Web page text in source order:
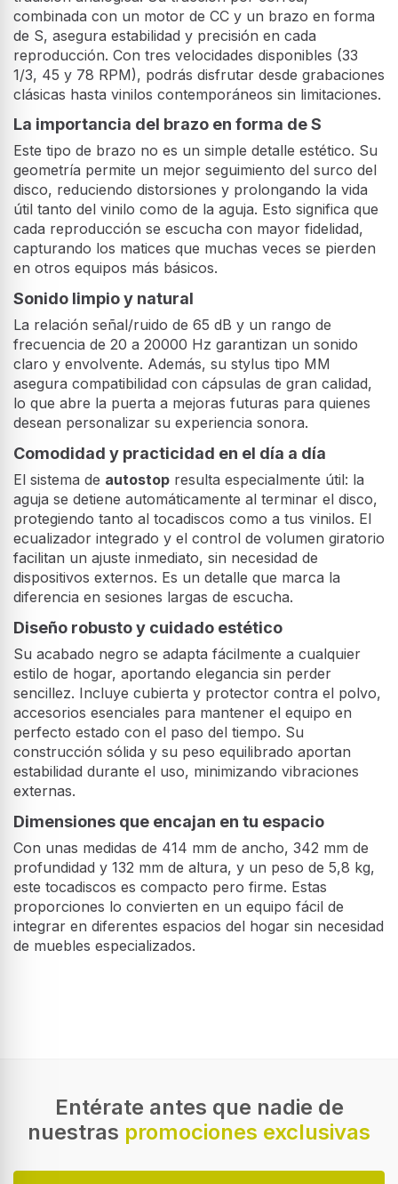
combinada con un motor de CC y un brazo en forma
de S, asegura estabilidad y precisión en cada
reproducción. Con tres velocidades disponibles (33
1/3, 45 y 78 RPM), podrás disfrutar desde grabaciones
clásicas hasta vinilos contemporáneos sin limitaciones.
La importancia del brazo en forma de S
Este tipo de brazo no es un simple detalle estético. Su
geometría permite un mejor seguimiento del surco del
disco, reduciendo distorsiones y prolongando la vida
útil tanto del vinilo como de la aguja. Esto significa que
cada reproducción se escucha con mayor fidelidad,
capturando los matices que muchas veces se pierden
en otros equipos más básicos.
Sonido limpio y natural
La relación señal/ruido de 65 dB y un rango de
frecuencia de 20 a 20000 Hz garantizan un sonido
claro y envolvente. Además, su stylus tipo MM
asegura compatibilidad con cápsulas de gran calidad,
lo que abre la puerta a mejoras futuras para quienes
desean personalizar su experiencia sonora.
Comodidad y practicidad en el día a día
El sistema de autostop resulta especialmente útil: la
aguja se detiene automáticamente al terminar el disco,
protegiendo tanto al tocadiscos como a tus vinilos. El
ecualizador integrado y el control de volumen giratorio
facilitan un ajuste inmediato, sin necesidad de
dispositivos externos. Es un detalle que marca la
diferencia en sesiones largas de escucha.
Diseño robusto y cuidado estético
Su acabado negro se adapta fácilmente a cualquier
estilo de hogar, aportando elegancia sin perder
sencillez. Incluye cubierta y protector contra el polvo,
accesorios esenciales para mantener el equipo en
perfecto estado con el paso del tiempo. Su
construcción sólida y su peso equilibrado aportan
estabilidad durante el uso, minimizando vibraciones
externas.
Dimensiones que encajan en tu espacio
Con unas medidas de 414 mm de ancho, 342 mm de
profundidad y 132 mm de altura, y un peso de 5,8 kg,
este tocadiscos es compacto pero firme. Estas
proporciones lo convierten en un equipo fácil de
integrar en diferentes espacios del hogar sin necesidad
de muebles especializados.
Negro
Funcionamiento
Entérate antes que nadie de
nuestras promociones exclusivas